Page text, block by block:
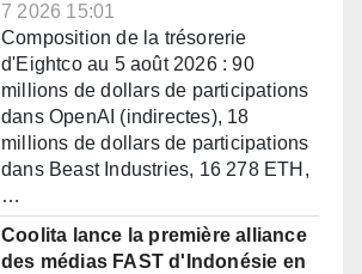
7 2026 15:01
Composition de la trésorerie
d'Eightco au 5 août 2026 : 90
millions de dollars de participations
dans OpenAI (indirectes), 18
millions de dollars de participations
dans Beast Industries, 16 278 ETH,
…
Coolita lance la première alliance
des médias FAST d'Indonésie en